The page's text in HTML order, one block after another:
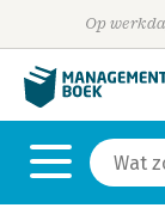
Op